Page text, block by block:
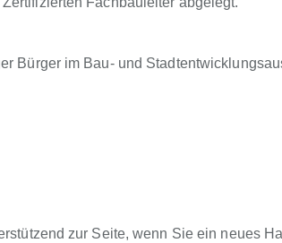
Bürger im Bau- und
zur Seite, wenn Sie ein neues